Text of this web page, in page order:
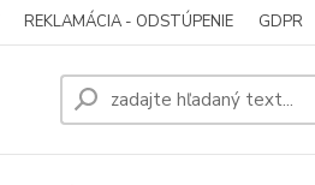
REKLAMÁCIA - ODSTÚPENIE GDPR